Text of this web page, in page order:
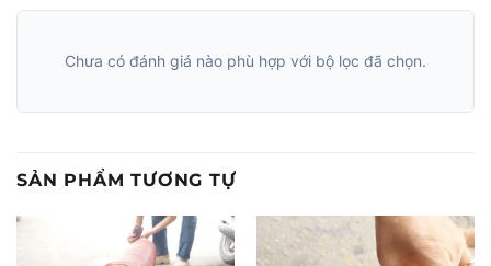
Chưa có đánh giá nào phù hợp với bộ lọc đã chọn.
SẢN PHẨM TƯƠNG TỰ